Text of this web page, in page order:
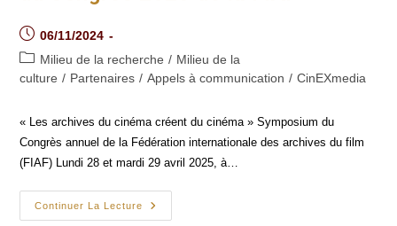
Post
published:
06/11/2024
Post
category:
Milieu de la recherche / Milieu de la
culture / Partenaires / Appels à communication / CinEXmedia
« Les archives du cinéma créent du cinéma » Symposium du
Congrès annuel de la Fédération internationale des archives du film
(FIAF) Lundi 28 et mardi 29 avril 2025, à…
Continuer La Lecture
Appel
À